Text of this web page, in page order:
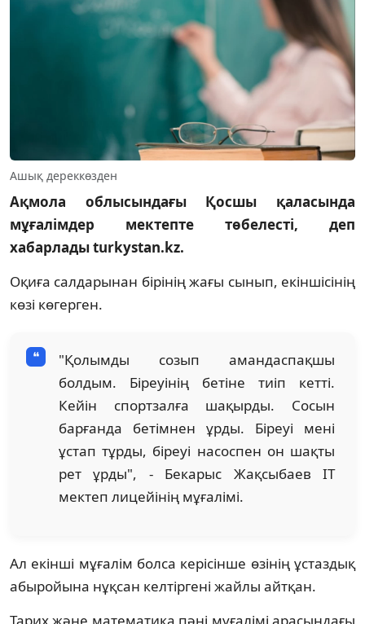
Ашық дереккөзден
Ақмола облысындағы Қосшы қаласында
мұғалімдер мектепте төбелесті, деп
хабарлады turkystan.kz.
Оқиға салдарынан бірінің жағы сынып, екіншісінің
көзі көгерген.
"Қолымды созып амандаспақшы
болдым. Біреуінің бетіне тиіп кетті.
Кейін спортзалға шақырды. Сосын
барғанда бетімнен ұрды. Біреуі мені
ұстап тұрды, біреуі насоспен он шақты
рет ұрды", - Бекарыс Жақсыбаев IT
мектеп лицейінің мұғалімі.
Ал екінші мұғалім болса керісінше өзінің ұстаздық
абыройына нұқсан келтіргені жайлы айтқан.
Тарих және математика пәні мұғалімі арасындағы